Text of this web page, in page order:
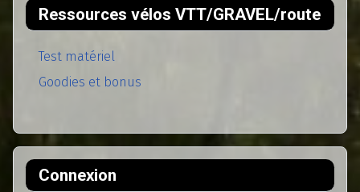
Ressources vélos VTT/GRAVEL/route
Test matériel
Goodies et bonus
Connexion